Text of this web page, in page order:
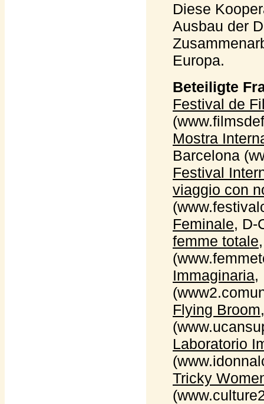
Diese
Ausbau der
Europa.
Beteiligte
Festival de
Mostra
Barcelona
Festival
viaggio con
Feminale, D-
femme totale
Immaginaria,
Flying Broom,
Laboratorio
Tricky